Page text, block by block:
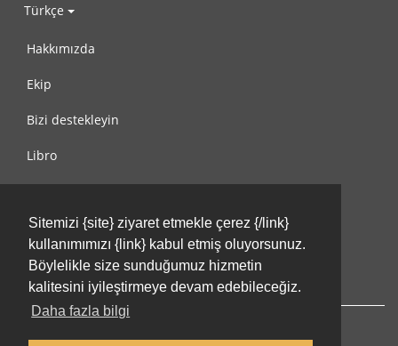
Sitemizi {site} ziyaret etmekle çerez {/link}
kullanımımızı {link} kabul etmiş oluyorsunuz.
Böylelikle size sunduğumuz hizmetin
kalitesini iyileştirmeye devam edebileceğiz.
Daha fazla bilgi
Türkçe
Hakkımızda
Ekip
Bizi destekleyin
Libro
Kullanım Koşulları
Bize ulaşın